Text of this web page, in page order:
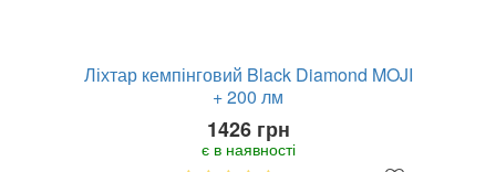
Ліхтар кемпінговий Black Diamond MOJI
+ 200 лм
1426 грн
є в наявності